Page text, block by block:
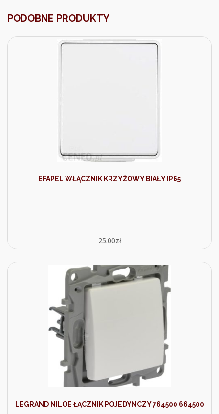
PODOBNE PRODUKTY
EFAPEL WŁĄCZNIK KRZYŻOWY BIAŁY IP65
25.00zł
LEGRAND NILOE ŁĄCZNIK POJEDYNCZY 764500 664500